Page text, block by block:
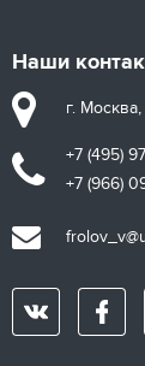
Наши
г.
+7 (495)
+7 (966)